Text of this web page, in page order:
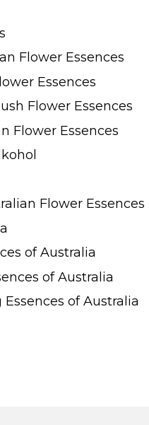
Flower Essences
Essences
Flower Essences
Flower Essences
Flower Essences
of Australia
of Australia
Essences of Australia